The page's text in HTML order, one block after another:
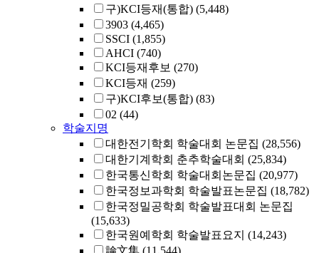
구)KCI등재(통합) (5,448)
3903 (4,465)
SSCI (1,855)
AHCI (740)
KCI등재후보 (270)
KCI등재 (259)
구)KCI후보(통합) (83)
02 (44)
학술지명
대한전기학회 학술대회 논문집 (28,556)
대한기계학회 춘추학술대회 (25,834)
한국통신학회 학술대회논문집 (20,977)
한국정보과학회 학술발표논문집 (18,782)
한국정밀공학회 학술발표대회 논문집
(15,633)
한국원예학회 학술발표요지 (14,243)
論文集 (11,544)